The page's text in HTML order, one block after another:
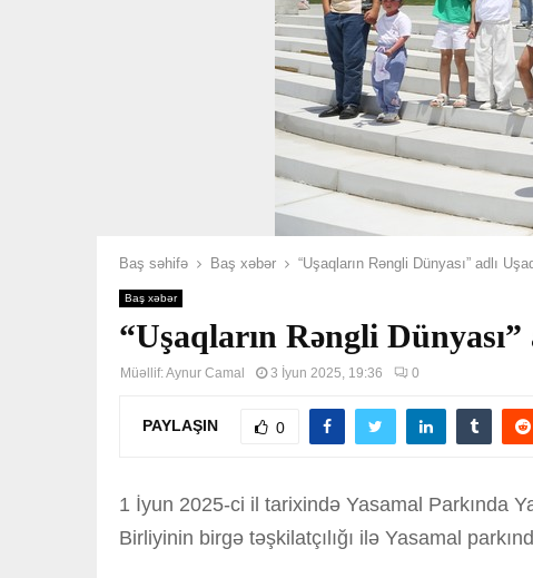
Baş səhifə Baş xəbər “Uşaqların Rəngli Dünyası” adlı
Baş xəbər
“Uşaqların Rəngli
Müəllif:Aynur Camal 3 İyun 2025, 19:36 0
PAYLAŞIN 0
1 İyun 2025-ci il tarixində Yasamal Parkında
Birliyinin birgə təşkilatçılığı ilə Yasamal